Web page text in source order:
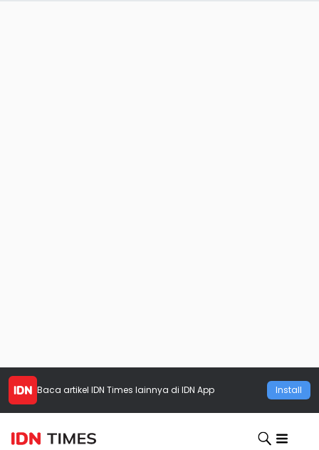
Baca artikel IDN Times lainnya di IDN App Install